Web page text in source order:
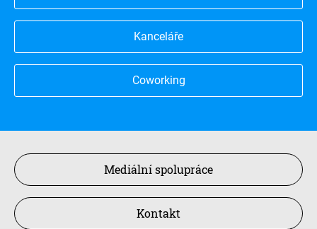
Kanceláře
Coworking
Mediální spolupráce
Kontakt